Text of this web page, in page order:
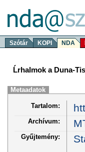
Szótár KOPI NDA
Ĺrhalmok a Duna-
Metaadatok
Tartalom:
Archívum:
Gyűjtemény: